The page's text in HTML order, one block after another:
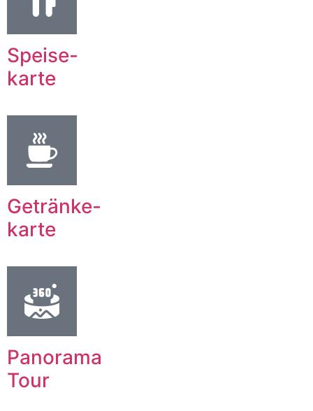
Speise-
karte
Getränke-
karte
Panorama
Tour